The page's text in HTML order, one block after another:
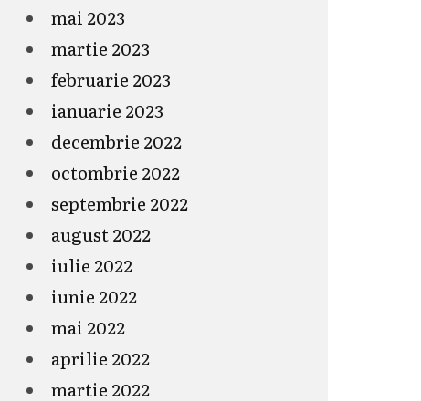
mai 2023
martie 2023
februarie 2023
ianuarie 2023
decembrie 2022
octombrie 2022
septembrie 2022
august 2022
iulie 2022
iunie 2022
mai 2022
aprilie 2022
martie 2022